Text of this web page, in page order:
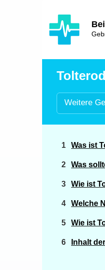
Hlavní
navigace
Weitere
Was ist
Was
Wie ist
Welche
Wie ist
Inhalt